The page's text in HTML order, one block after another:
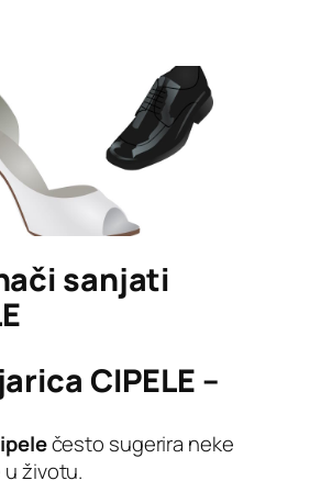
sanjati
CIPELE –
često sugerira neke
životu.